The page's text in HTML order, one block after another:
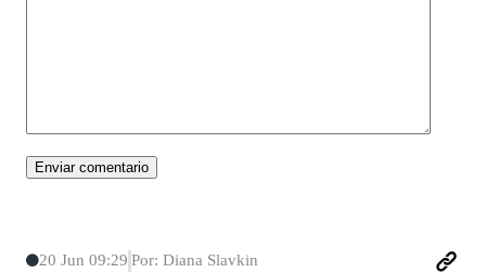
20 Jun 09:29 Por: Diana Slavkin